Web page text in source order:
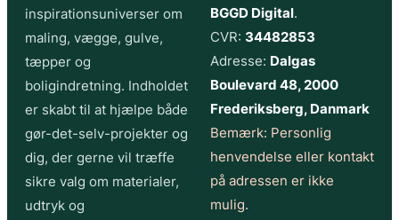
inspirationsuniverser om
maling, vægge, gulve,
tæpper og
boligindretning. Indholdet
er skabt til at hjælpe både
gør-det-selv-projekter og
dig, der gerne vil træffe
sikre valg om materialer,
udtryk og
BGGD Digital.
CVR: 34482853
Adresse: Dalgas
Boulevard 48, 2000
Frederiksberg, Danmark
Bemærk: Personlig
henvendelse eller kontakt
på adressen er ikke
mulig.